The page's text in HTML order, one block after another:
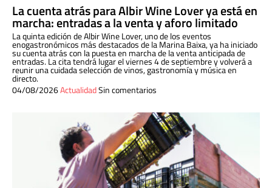
La cuenta atrás para Albir Wine Lover ya está en
marcha: entradas a la venta y aforo limitado
La quinta edición de Albir Wine Lover, uno de los eventos
enogastronómicos más destacados de la Marina Baixa, ya ha iniciado
su cuenta atrás con la puesta en marcha de la venta anticipada de
entradas. La cita tendrá lugar el viernes 4 de septiembre y volverá a
reunir una cuidada selección de vinos, gastronomía y música en
directo.
04/08/2026ActualidadSin comentarios